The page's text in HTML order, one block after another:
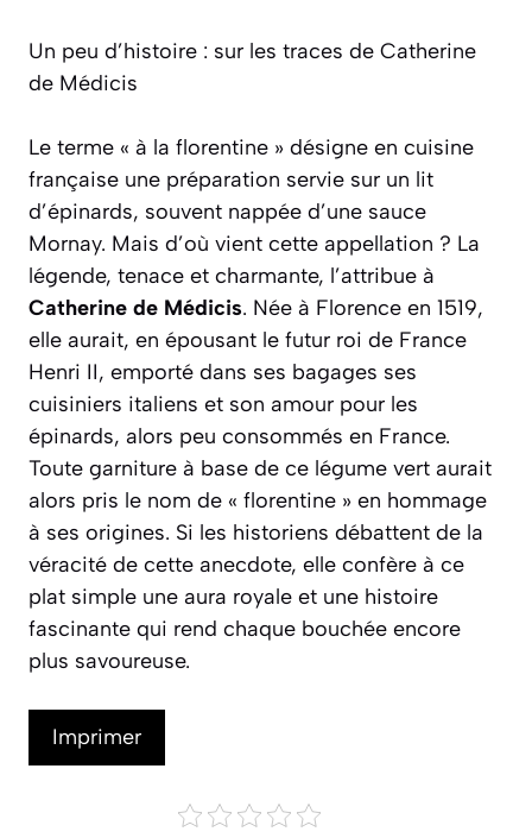
Un peu d’histoire : sur les traces de Catherine
de Médicis
Le terme « à la florentine » désigne en cuisine
française une préparation servie sur un lit
d’épinards, souvent nappée d’une sauce
Mornay. Mais d’où vient cette appellation ? La
légende, tenace et charmante, l’attribue à
Catherine de Médicis. Née à Florence en 1519,
elle aurait, en épousant le futur roi de France
Henri II, emporté dans ses bagages ses
cuisiniers italiens et son amour pour les
épinards, alors peu consommés en France.
Toute garniture à base de ce légume vert aurait
alors pris le nom de « florentine » en hommage
à ses origines. Si les historiens débattent de la
véracité de cette anecdote, elle confère à ce
plat simple une aura royale et une histoire
fascinante qui rend chaque bouchée encore
plus savoureuse.
Imprimer